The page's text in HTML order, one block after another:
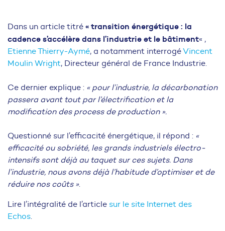
Dans un article titré « transition énergétique : la
cadence s’accélère dans l’industrie et le bâtiment« ,
Etienne Thierry-Aymé, a notamment interrogéVincent
Moulin Wright, Directeur général de France Industrie.
Ce dernier explique : « pour l’industrie, la décarbonation
passera avant tout par l’électrification et la
modification des process de production ».
Questionné sur l’efficacité énergétique, il répond : «
efficacité ou sobriété, les grands industriels électro-
intensifs sont déjà au taquet sur ces sujets. Dans
l’industrie, nous avons déjà l’habitude d’optimiser et de
réduire nos coûts »
Lire l’intégralité de l’article sur le site Internet des
Echos